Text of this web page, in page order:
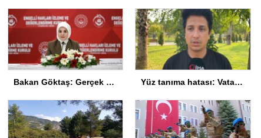
Bakan Göktaş: Gerçek kalkınma engelli bireyleri kapsamalı Yüz tanıma hatası: Vatandaşın fotoğrafı arananlar listesine eklendi